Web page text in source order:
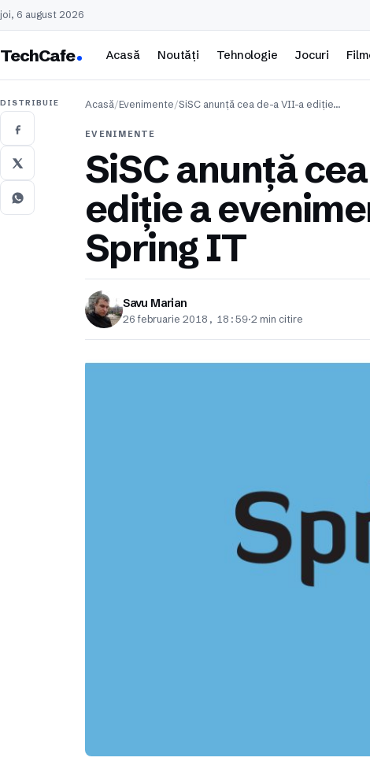
joi, 6 august 2026
TechCafe Acasă Noutăți Tehnologie Jocuri
DISTRIBUIE Acasă/Evenimente/SiSC anunță cea de-a VII-a ediție…
EVENIMENTE
SiSC anunță
ediție a
Spring IT
Savu Marian
26 februarie 2018, 18:59·2 min citire